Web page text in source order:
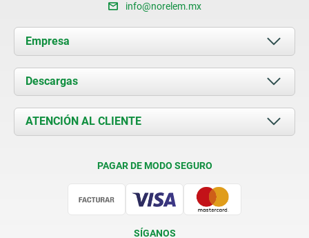
info@norelem.mx
Empresa
Acerca de nosotros
Novedades
Contacto
Descargas
Documents
ATENCIÓN AL CLIENTE
PAGAR DE MODO SEGURO
SÍGANOS